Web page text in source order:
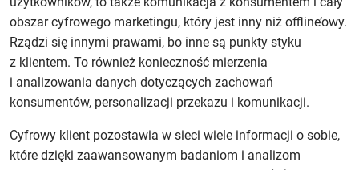
obszar cyfrowego marketingu, który jest inny niż offline’owy.
Rządzi się innymi prawami, bo inne są punkty styku
z klientem. To również konieczność mierzenia
i analizowania danych dotyczących zachowań
konsumentów, personalizacji przekazu i komunikacji.
Cyfrowy klient pozostawia w sieci wiele informacji o sobie,
które dzięki zaawansowanym badaniom i analizom